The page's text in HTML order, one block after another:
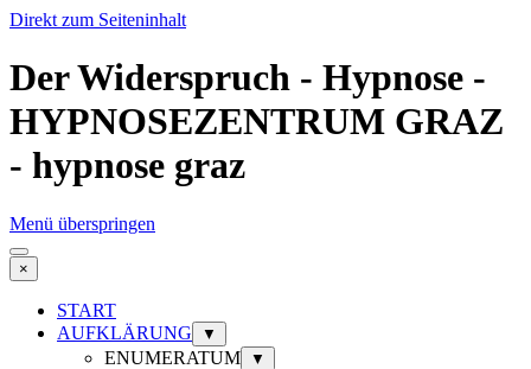
Direkt zum Seiteninhalt
Der Widerspruch - Hypnose -
HYPNOSEZENTRUM GRAZ
- hypnose graz
Menü überspringen
×
START
AUFKLÄRUNG
▼
ENUMERATUM ▼